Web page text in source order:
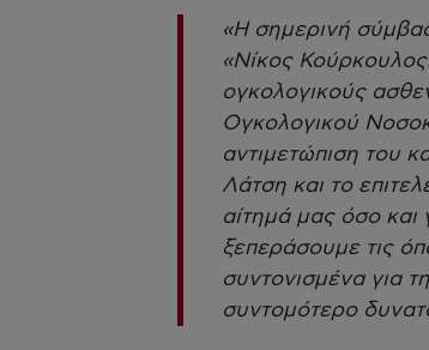
«Η σημερινή
«Νίκος
ογκολογικούς
Ογκολογικού
αντιμετώπιση του
Λάτση και το
αίτημά μας όσο
ξεπεράσουμε τις
συντονισμένα για
συντομότερο